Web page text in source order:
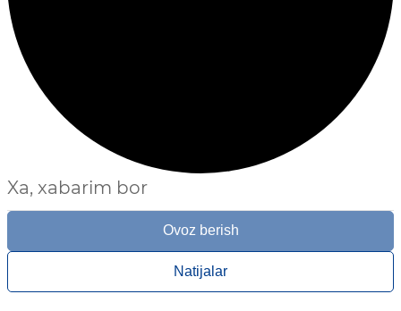
Xa, xabarim bor
Ovoz berish
Natijalar